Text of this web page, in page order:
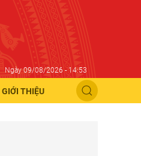
Ngày 09/08/2026 - 14:53
GIỚI THIỆU